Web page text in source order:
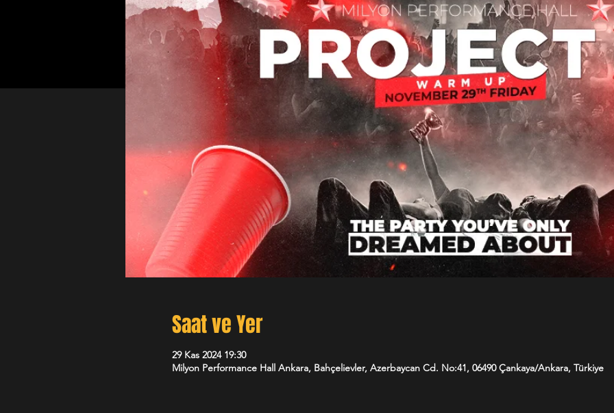
Saat ve Yer
29 Kas 2024 19:30
Milyon Performance Hall Ankara, Bahçelievler, Azerbaycan Cd. No:41, 06490 Çankaya/Ankara, Türkiye